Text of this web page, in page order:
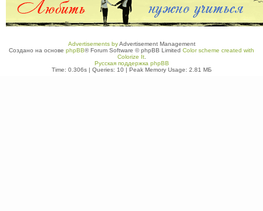
Advertisements byAdvertisement Management
Создано на основе phpBB® Forum Software © phpBB Limited Color scheme created with
Colorize It.
Русская поддержка phpBB
Time: 0.306s| Queries: 10| Peak Memory Usage: 2.81 МБ